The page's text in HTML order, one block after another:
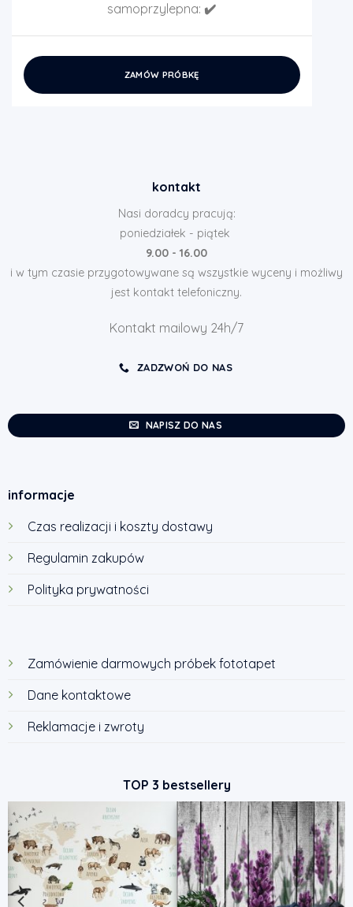
samoprzylepna: ✔️
ZAMÓW PRÓBKĘ
kontakt
Nasi doradcy pracują:
poniedziałek - piątek
9.00 - 16.00
i w tym czasie przygotowywane są wszystkie wyceny i możliwy
jest kontakt telefoniczny.
Kontakt mailowy 24h/7
ZADZWOŃ DO NAS
NAPISZ DO NAS
informacje
Czas realizacji i koszty dostawy
Regulamin zakupów
Polityka prywatności
Zamówienie darmowych próbek fototapet
Dane kontaktowe
Reklamacje i zwroty
TOP 3 bestsellery